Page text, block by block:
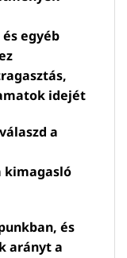
egyéb
idejét
a
kimagasló
és
arányt a